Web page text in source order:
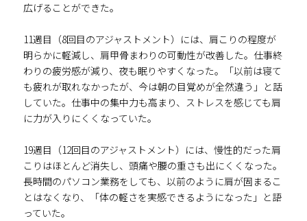
広げることができた。
11週目（8回目のアジャストメント）には、肩こりの程度が
明らかに軽減し、肩甲骨まわりの可動性が改善した。仕事終
わりの疲労感が減り、夜も眠りやすくなった。「以前は寝て
も疲れが取れなかったが、今は朝の目覚めが全然違う」と話
していた。仕事中の集中力も高まり、ストレスを感じても肩
に力が入りにくくなっていた。
19週目（12回目のアジャストメント）には、慢性的だった肩
こりはほとんど消失し、頭痛や腰の重さも出にくくなった。
長時間のパソコン業務をしても、以前のように肩が固まるこ
とはなくなり、「体の軽さを実感できるようになった」と語
っていた。